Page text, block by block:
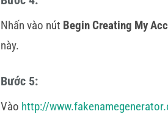
Nhấn vào nút Begin Creating My
này.
Bước 5:
Vào http://